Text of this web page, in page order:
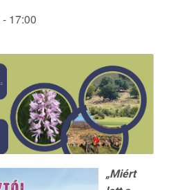
- 17:00
„Miért